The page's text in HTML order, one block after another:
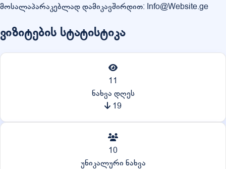
მოსალაპარაკებლად დამიკავშირდით: Info@Website.ge
ვიზიტების სტატისტიკა
11
ნახვა დღეს
19
10
უნიკალური ნახვა